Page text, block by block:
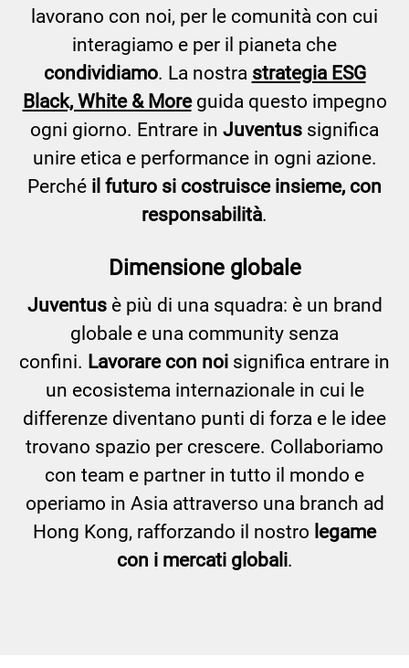
lavorano con noi, per le comunità con cui
interagiamo e per il pianeta che
condividiamo. La nostra strategia ESG
Black, White & Moreguida questo impegno
ogni giorno. Entrare in Juventus significa
unire etica e performance in ogni azione.
Perché il futuro si costruisce insieme, con
responsabilità.
Dimensione globale
Juventusè più di una squadra: è un brand
globale e una community senza
confini. Lavorare con noi significa entrare in
un ecosistema internazionale in cui le
differenze diventano punti di forza e le idee
trovano spazio per crescere. Collaboriamo
con team e partner in tutto il mondo e
operiamo in Asia attraverso una branch ad
Hong Kong, rafforzando il nostro legame
con i mercati globali.